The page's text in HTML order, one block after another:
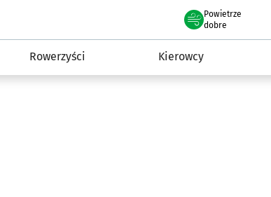
Powietrze
we Wrocławiu
dobre
Rowerzyści Kierowcy